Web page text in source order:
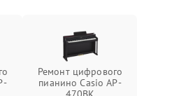
Ремонт цифрового
пианино Casio AP-